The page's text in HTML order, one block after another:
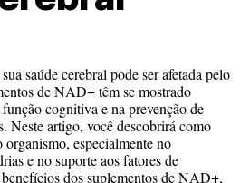
saúde cerebral pode ser afetada pelo
de NAD+ têm se mostrado
cognitiva e na prevenção de
Neste artigo, você descobrirá como
organismo, especialmente no
e no suporte aos fatores de
dos suplementos de NAD+,